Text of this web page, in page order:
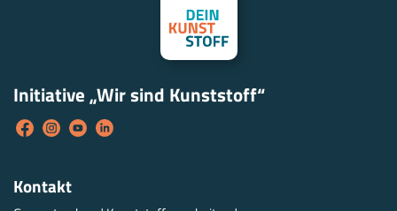
Kontakt
Initiative „Wir sind Kunststoff“